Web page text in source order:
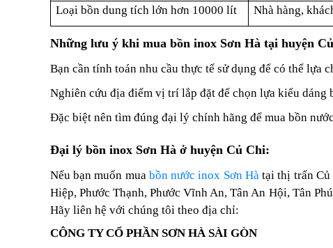
Loại bồn dung tích lớn hơn 10000 lít
Nhà hàng,
Những lưu ý khi mua bồn inox Sơn Hà tại huyện
Bạn cần tính toán nhu cầu thực tế sử dụng để có thể lựa
Nghiên cứu địa điểm vị trí lắp đặt để chọn lựa kiểu dáng
Đặc biệt nên tìm đúng đại lý chính hãng để mua bồn
Đại lý bồn inox Sơn Hà ở huyện Củ Chi:
Nếu bạn muốn mua bồn nước inox Sơn Hàtại thị trấn Củ
Hiệp, Phước Thạnh, Phước Vĩnh An, Tân An Hội, Tân
Hãy liên hệ với chúng tôi theo địa chỉ:
CÔNG TY CỔ PHẦN SƠN HÀ SÀI GÒN